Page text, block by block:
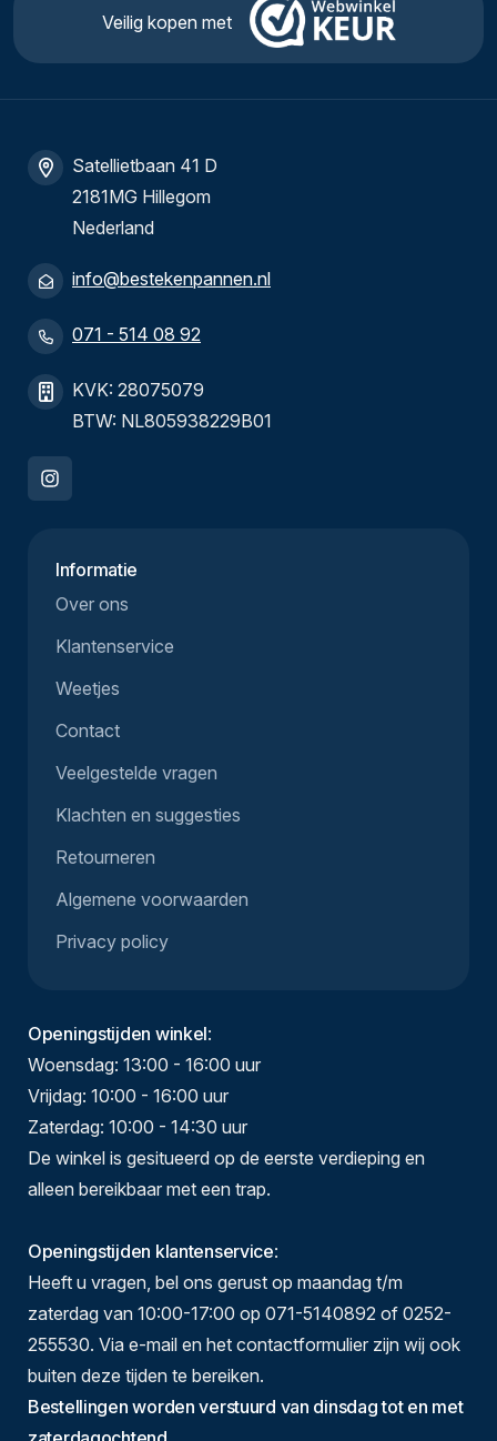
Veilig kopen met
Satellietbaan 41 D
2181MG Hillegom
Nederland
info@bestekenpannen.nl
071 - 514 08 92
KVK: 28075079
BTW: NL805938229B01
Informatie
Over ons
Klantenservice
Weetjes
Contact
Veelgestelde vragen
Klachten en suggesties
Retourneren
Algemene voorwaarden
Privacy policy
Openingstijden winkel:
Woensdag: 13:00 - 16:00 uur
Vrijdag: 10:00 - 16:00 uur
Zaterdag: 10:00 - 14:30 uur
De winkel is gesitueerd op de eerste verdieping en
alleen bereikbaar met een trap.
Openingstijden klantenservice:
Heeft u vragen, bel ons gerust op maandag t/m
zaterdag van 10:00-17:00 op 071-5140892 of 0252-
255530. Via e-mail en het contactformulier zijn wij ook
buiten deze tijden te bereiken.
Bestellingen worden verstuurd van dinsdag tot en met